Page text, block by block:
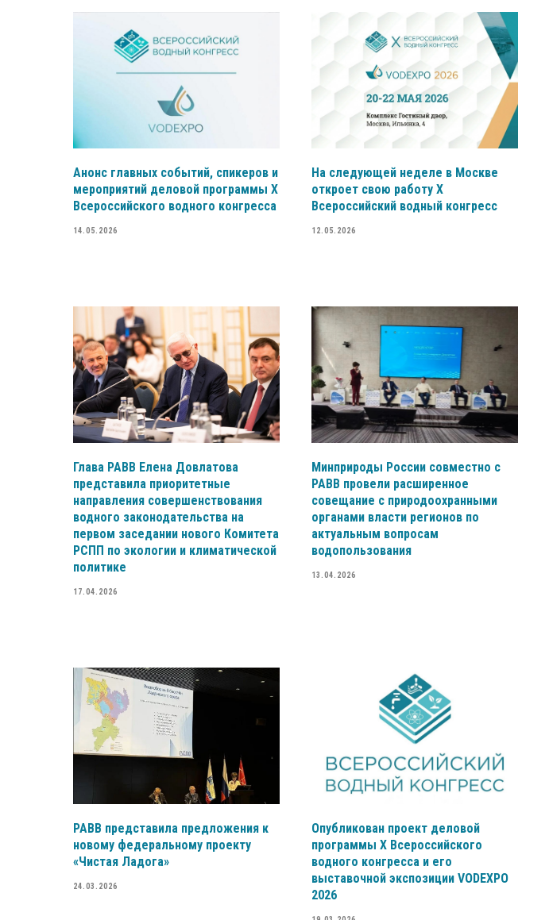
Анонс главных событий, спикеров и
мероприятий деловой программы X
Всероссийского водного конгресса
14.05.2026
На следующей неделе в Москве
откроет свою работу X
Всероссийский водный конгресс
12.05.2026
Глава РАВВ Елена Довлатова
представила приоритетные
направления совершенствования
водного законодательства на
первом заседании нового Комитета
РСПП по экологии и климатической
политике
17.04.2026
Минприроды России совместно с
РАВВ провели расширенное
совещание с природоохранными
органами власти регионов по
актуальным вопросам
водопользования
13.04.2026
РАВВ представила предложения к
новому федеральному проекту
«Чистая Ладога»
24.03.2026
Опубликован проект деловой
программы X Всероссийского
водного конгресса и его
выставочной экспозиции VODEXPO
2026